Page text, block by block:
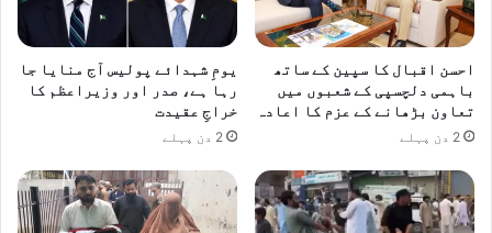
ا
ا
ہ
ا
ر
ع
ا
ن
م
س
ح
ک
م
احسن اقبال کا سپین کے ساتھ
باہمی دلچسپی کے شعبوں میں
تعاون بڑھانے کے عزم کا اعادہ
2 دن پہلے
یومِ شہدائے پولیس آج منایا جا
رہا ہے، صدر اور وزیراعظم کا
خراجِ عقیدت
2 دن پہلے